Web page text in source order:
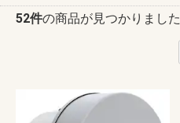
52件の商品が見つかりました